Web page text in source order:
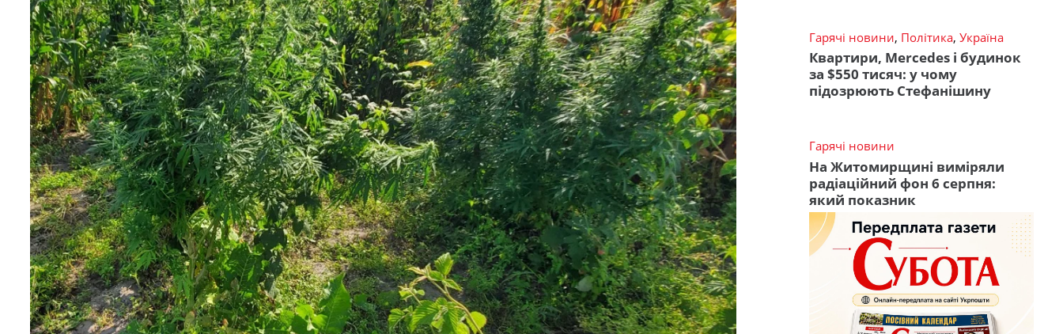
Гарячі новини, Політика, Україна
Квартири, Mercedes і будинок
за $550 тисяч: у чому
підозрюють Стефанішину
Гарячі новини
На Житомирщині виміряли
радіаційний фон 6 серпня:
який показник